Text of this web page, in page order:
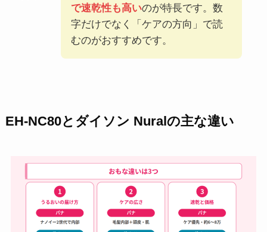
で速乾性も高いのが特長です。数
字だけでなく「ケアの方向」で読
むのがおすすめです。
EH-NC80とダイソン Nuralの主な違い